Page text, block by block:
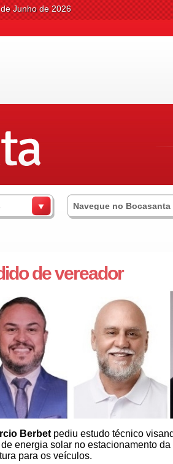
Junho de 2026
Navegue no Bocasanta
de vereador
Berbet pediu estudo técnico
energia solar no estacionamento
para os veículos.